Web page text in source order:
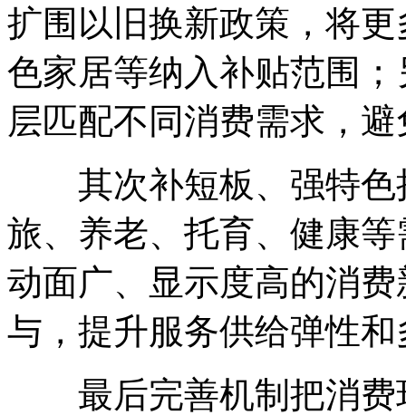
扩围以旧换新政策，将
色家居等纳入补贴范围
层匹配不同消费需求，
其次补短板、强特色
旅、养老、托育、健康
动面广、显示度高的消
与，提升服务供给弹性
最后完善机制把消费